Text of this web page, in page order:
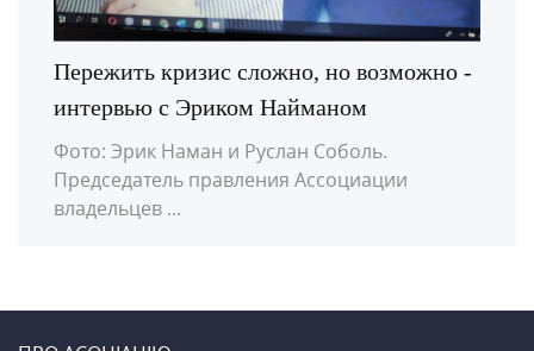
Пережить кризис сложно, но возможно -
интервью с Эриком Найманом
Фото: Эрик Наман и Руслан Соболь.
Председатель правления Ассоциации
владельцев ...